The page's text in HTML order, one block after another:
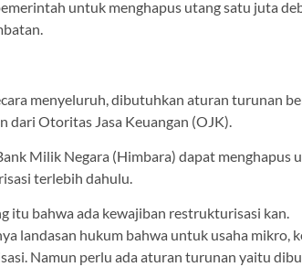
untuk menghapus utang satu juta
menyeluruh, dibutuhkan aturan turunan
Otoritas Jasa Keuangan (OJK).
Milik Negara (Himbara) dapat menghapus
terlebih dahulu.
itu bahwa ada kewajiban restrukturisasi kan.
landasan hukum bahwa untuk usaha mikro,
Namun perlu ada aturan turunan yaitu